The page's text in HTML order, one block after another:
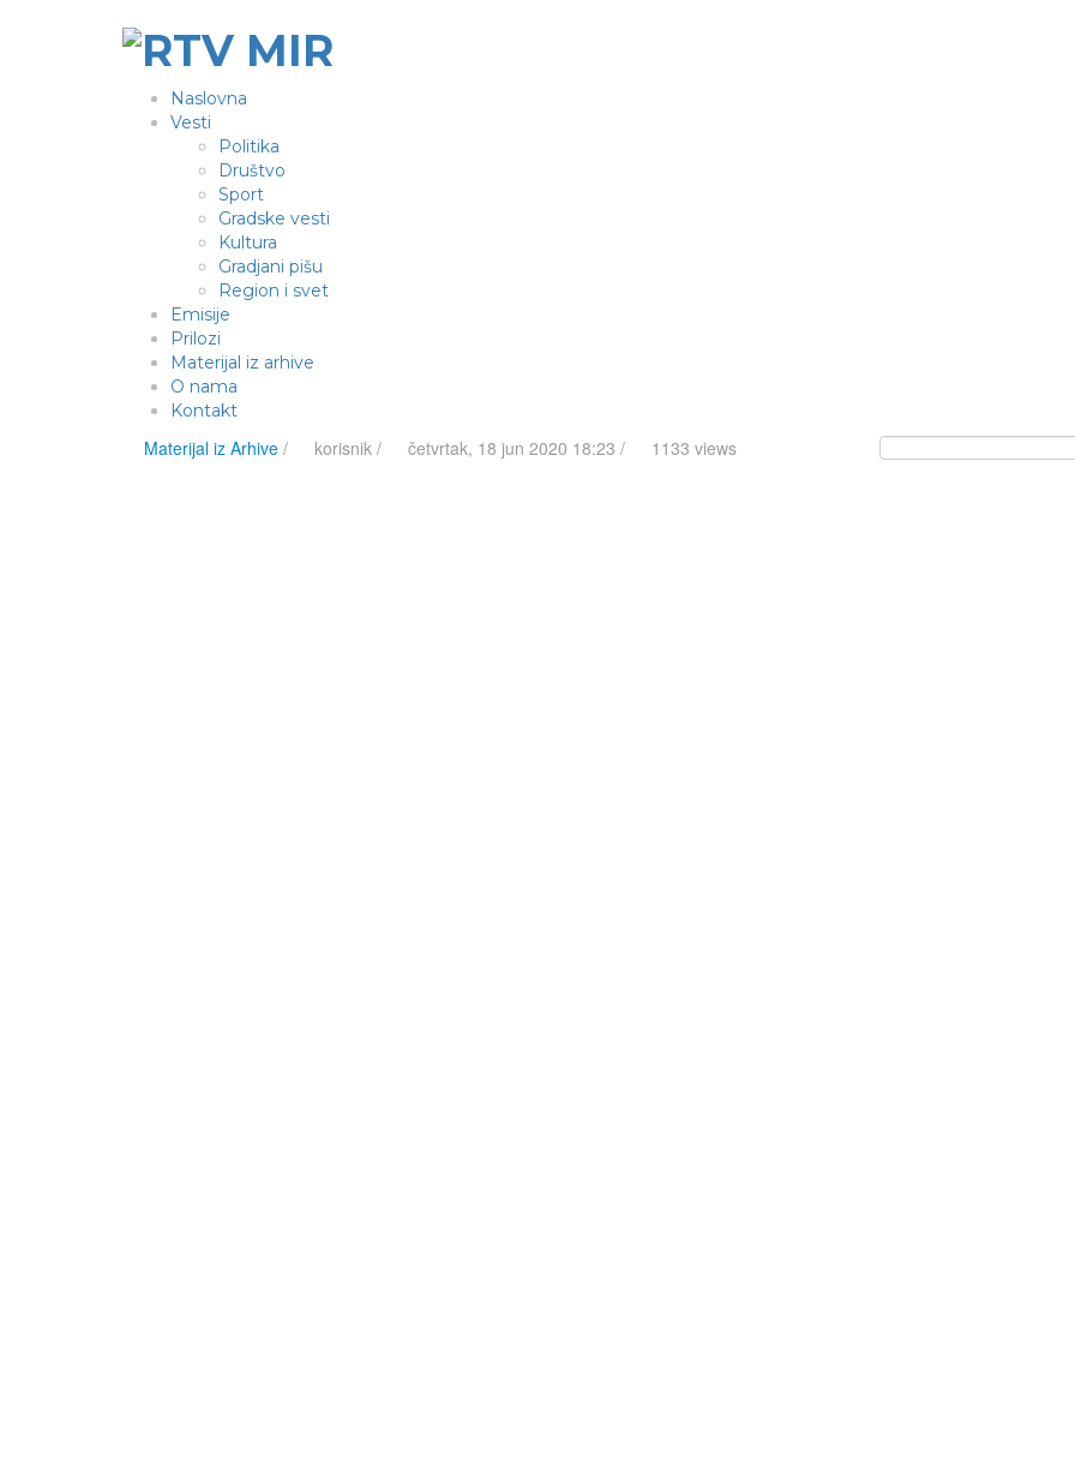
Naslovna
Vesti
Politika
Društvo
Sport
Gradske vesti
Kultura
Gradjani pišu
Region i svet
Emisije
Prilozi
Materijal iz arhive
O nama
Kontakt
Materijal iz Arhive / korisnik / četvrtak, 18 jun 2020 18:23 / 1133 views